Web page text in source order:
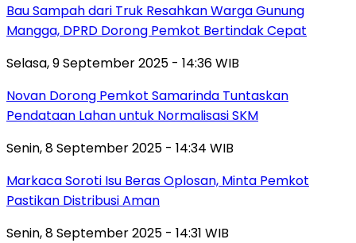
Bau Sampah dari Truk Resahkan Warga Gunung
Mangga, DPRD Dorong Pemkot Bertindak Cepat
Selasa, 9 September 2025 - 14:36 WIB
Novan Dorong Pemkot Samarinda Tuntaskan
Pendataan Lahan untuk Normalisasi SKM
Senin, 8 September 2025 - 14:34 WIB
Markaca Soroti Isu Beras Oplosan, Minta Pemkot
Pastikan Distribusi Aman
Senin, 8 September 2025 - 14:31 WIB